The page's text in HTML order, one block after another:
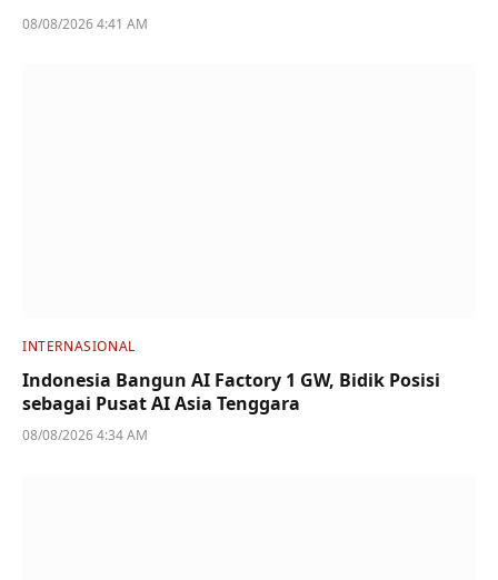
08/08/2026 4:41 AM
INTERNASIONAL
Indonesia Bangun AI Factory 1 GW, Bidik Posisi
sebagai Pusat AI Asia Tenggara
08/08/2026 4:34 AM